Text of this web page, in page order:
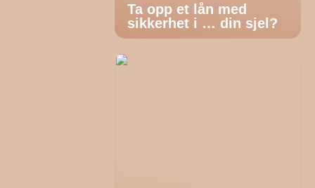
Ta opp et lån med
sikkerhet i … din sjel?